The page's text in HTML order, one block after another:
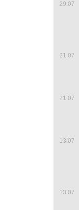
29.07
21.07
21.07
13.07
13.07